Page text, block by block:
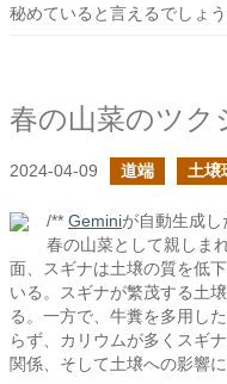
秘めていると言えるでしょう
春の山菜のツク
2024-04-09 道端 土壌
/** Geminiが自動生成し
春の山菜として親しま
面、スギナは土壌の質を低
いる。スギナが繁茂する土
る。一方で、牛糞を多用し
らず、カリウムが多くスギ
関係、そして土壌への影響